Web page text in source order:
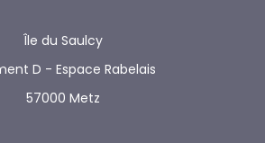
Île du Saulcy
D - Espace Rabelais
57000 Metz